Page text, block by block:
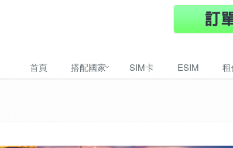
首頁 搭配國家 SIM卡 ESIM